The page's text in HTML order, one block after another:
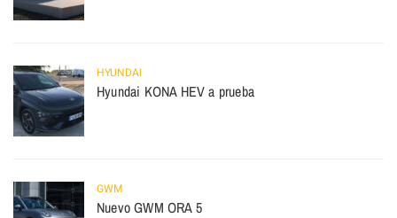
HYUNDAI
Hyundai KONA HEV a prueba
GWM
Nuevo GWM ORA 5